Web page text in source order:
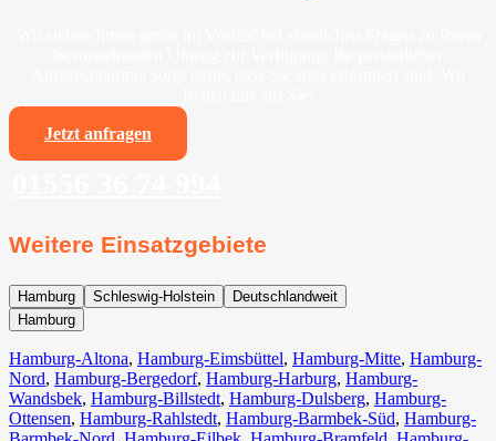
Jetzt anfragen
Weitere Einsatzgebiete
Hamburg Schleswig-Holstein
Deutschlandweit
Hamburg
Hamburg-Altona, Hamburg-Eimsbüttel, Hamburg-Mitte, Hamburg-
Nord, Hamburg-Bergedorf, Hamburg-Harburg, Hamburg-
Wandsbek, Hamburg-Billstedt, Hamburg-Dulsberg, Hamburg-
Ottensen, Hamburg-Rahlstedt, Hamburg-Barmbek-Süd, Hamburg-